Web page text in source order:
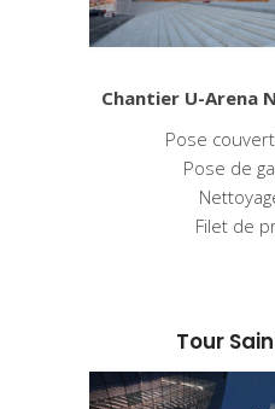
Chantier U-Arena
Pose
Pose de
Filet de
Tour